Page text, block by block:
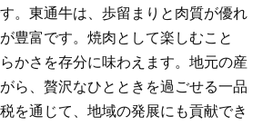
。東通牛は、歩留まりと肉質が優れ
豊富です。焼肉として楽しむこと
かさを存分に味わえます。地元の産
ら、贅沢なひとときを過ごせる一品
を通じて、地域の発展にも貢献でき